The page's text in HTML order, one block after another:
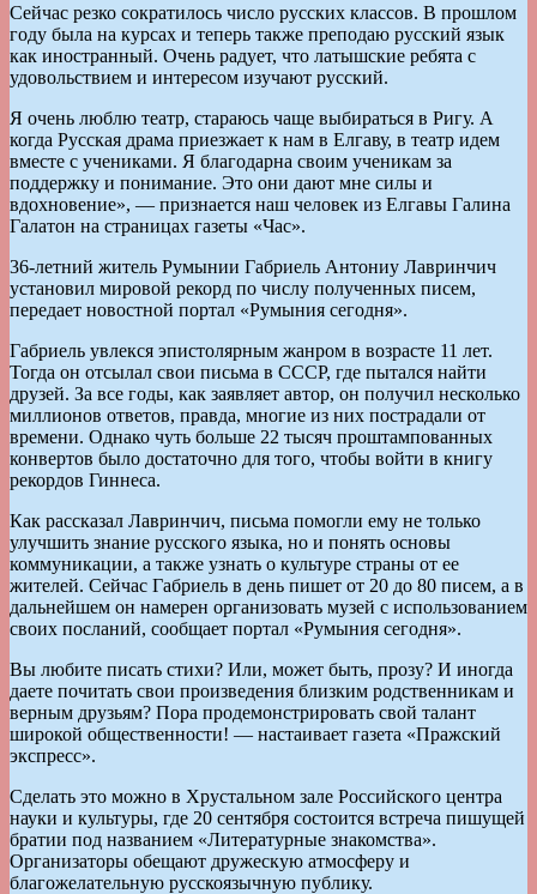
Сейчас резко сократилось число русских классов. В прошлом
году была на курсах и теперь также преподаю русский язык
как иностранный. Очень радует, что латышские ребята с
удовольствием и интересом изучают русский.
Я очень люблю театр, стараюсь чаще выбираться в Ригу. А
когда Русская драма приезжает к нам в Елгаву, в театр идем
вместе с учениками. Я благодарна своим ученикам за
поддержку и понимание. Это они дают мне силы и
вдохновение», — признается наш человек из Елгавы Галина
Галатон на страницах газеты «Час».
36-летний житель Румынии Габриель Антониу Лавринчич
установил мировой рекорд по числу полученных писем,
передает новостной портал «Румыния сегодня».
Габриель увлекся эпистолярным жанром в возрасте 11 лет.
Тогда он отсылал свои письма в СССР, где пытался найти
друзей. За все годы, как заявляет автор, он получил несколько
миллионов ответов, правда, многие из них пострадали от
времени. Однако чуть больше 22 тысяч проштампованных
конвертов было достаточно для того, чтобы войти в книгу
рекордов Гиннеса.
Как рассказал Лавринчич, письма помогли ему не только
улучшить знание русского языка, но и понять основы
коммуникации, а также узнать о культуре страны от ее
жителей. Сейчас Габриель в день пишет от 20 до 80 писем, а в
дальнейшем он намерен организовать музей с использованием
своих посланий, сообщает портал «Румыния сегодня».
Вы любите писать стихи? Или, может быть, прозу? И иногда
даете почитать свои произведения близким родственникам и
верным друзьям? Пора продемонстрировать свой талант
широкой общественности! — настаивает газета «Пражский
экспресс».
Сделать это можно в Хрустальном зале Российского центра
науки и культуры, где 20 сентября состоится встреча пишущей
братии под названием «Литературные знакомства».
Организаторы обещают дружескую атмосферу и
благожелательную русскоязычную публику.